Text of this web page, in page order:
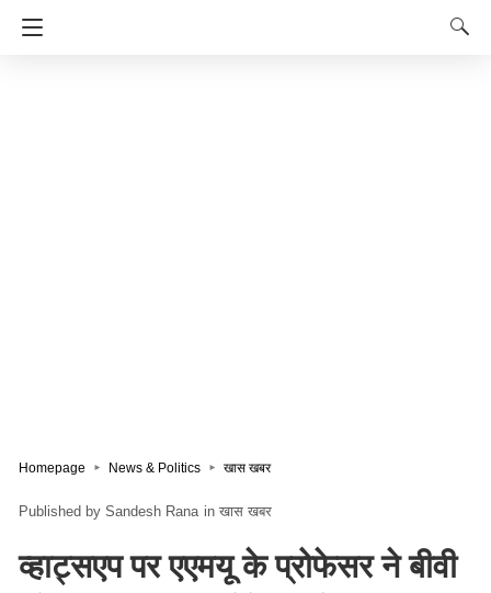
Homepage News & Politics खास खबर
Sandesh Rana in खास खबर
व्हाट्सएप पर एएमयू के प्रोफेसर ने बीवी